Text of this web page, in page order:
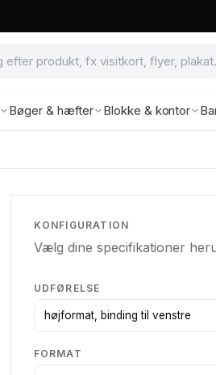
Bøger & hæfter Blokke & kontor
KONFIGURATION
Vælg dine specifikationer
UDFØRELSE
FORMAT